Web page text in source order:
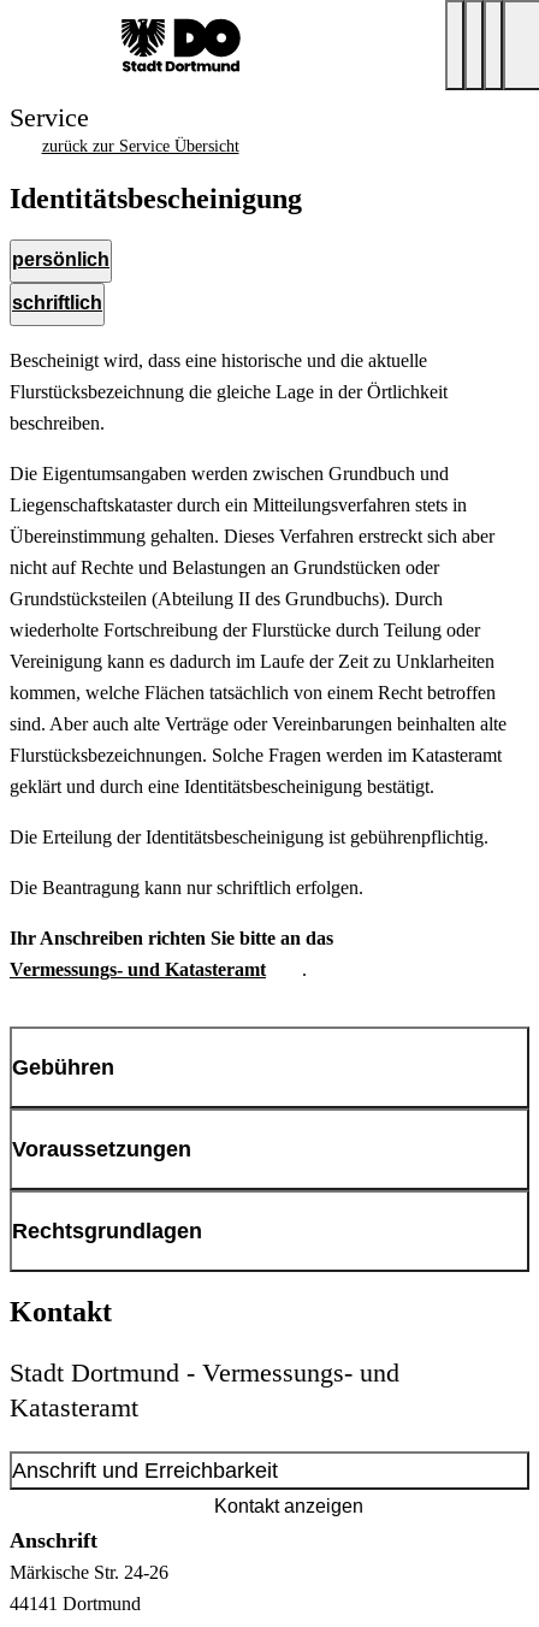
Service
zurück zur Service Übersicht
Identitätsbescheinigung
persönlich
schriftlich
Bescheinigt wird, dass eine historische und die aktuelle
Flurstücksbezeichnung die gleiche Lage in der Örtlichkeit
beschreiben.
Die Eigentumsangaben werden zwischen Grundbuch und
Liegenschaftskataster durch ein Mitteilungsverfahren stets in
Übereinstimmung gehalten. Dieses Verfahren erstreckt sich aber
nicht auf Rechte und Belastungen an Grundstücken oder
Grundstücksteilen (Abteilung II des Grundbuchs). Durch
wiederholte Fortschreibung der Flurstücke durch Teilung oder
Vereinigung kann es dadurch im Laufe der Zeit zu Unklarheiten
kommen, welche Flächen tatsächlich von einem Recht betroffen
sind. Aber auch alte Verträge oder Vereinbarungen beinhalten alte
Flurstücksbezeichnungen. Solche Fragen werden im Katasteramt
geklärt und durch eine Identitätsbescheinigung bestätigt.
Die Erteilung der Identitätsbescheinigung ist gebührenpflichtig.
Die Beantragung kann nur schriftlich erfolgen.
Ihr Anschreiben richten Sie bitte an das
Vermessungs- und Katasteramt
.
Gebühren
gebührenpflichtig
Informationen zu den Gebühren
Voraussetzungen
schriftlicher Antrag
Rechtsgrundlagen
Gesetz über die Landesvermessung und das Liegenschaftskataster
Kostenordnung für das amtliche Vermessungswesen und die
amtliche Grundstückswertermittlung in Nordrhein-Westfalen
(Vermessungs- und Wertermittlungskostenordnung -
VermWertKostO NRW)
Kontakt
Stadt Dortmund - Vermessungs- und
Katasteramt
Anschrift und Erreichbarkeit
Kontakt anzeigen
Anschrift
Märkische Str. 24-26
44141 Dortmund